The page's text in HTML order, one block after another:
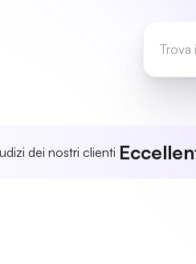
dei nostri clienti